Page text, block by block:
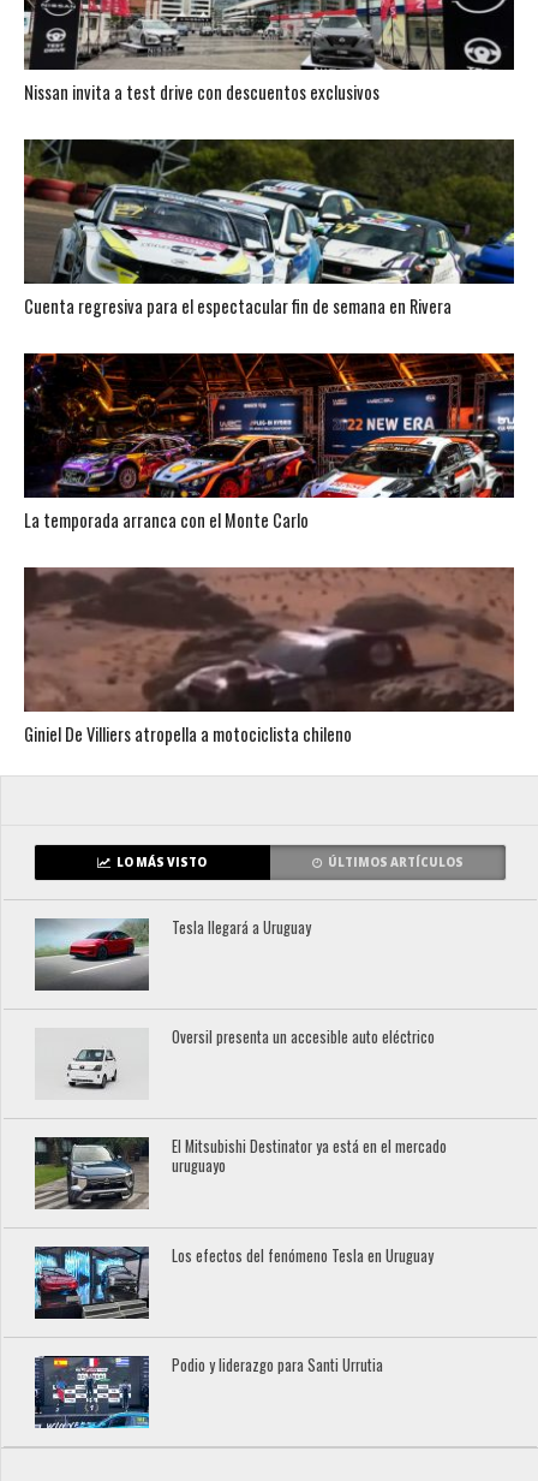
Nissan invita a test drive con descuentos exclusivos
Cuenta regresiva para el espectacular fin de semana en Rivera
La temporada arranca con el Monte Carlo
Giniel De Villiers atropella a motociclista chileno
LO MÁS VISTO ÚLTIMOS ARTÍCULOS
Tesla llegará a Uruguay
Oversil presenta un accesible auto eléctrico
El Mitsubishi Destinator ya está en el mercado
uruguayo
Los efectos del fenómeno Tesla en Uruguay
Podio y liderazgo para Santi Urrutia